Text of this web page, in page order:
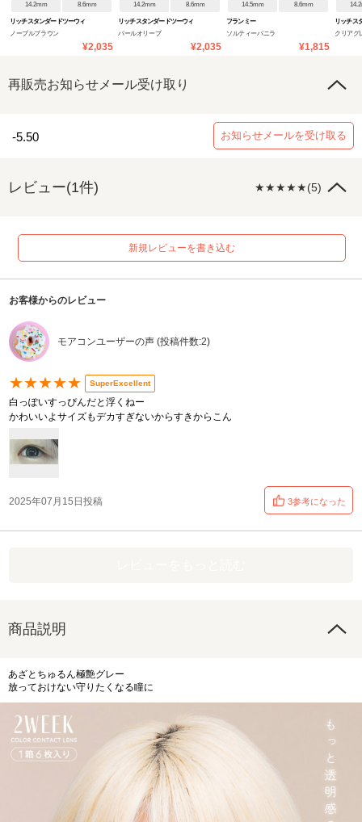
14.2mm 8.6mm
リッチスタンダードツーウィ
ノーブルブラウン
¥2,035
14.2mm 8.6mm
リッチスタンダードツーウィ
パールオリーブ
¥2,035
14.5mm 8.6mm
フランミー
ソルティーバニラ
¥1,815
リッチス
クリアグ
再販売お知らせメール受け取り
-5.50 お知らせメールを受け取る
レビュー(1件) ★★★★★(5)
新規レビューを書き込む
お客様からのレビュー
モアコンユーザーの声 (投稿件数:2)
★★★★★ SuperExcellent
白っぽいすっぴんだと浮くねー
かわいいよサイズもデカすぎないからすきからこん
2025年07月15日投稿 3参考になった
商品説明
あざとちゅるん極艶グレー
放っておけない守りたくなる瞳に